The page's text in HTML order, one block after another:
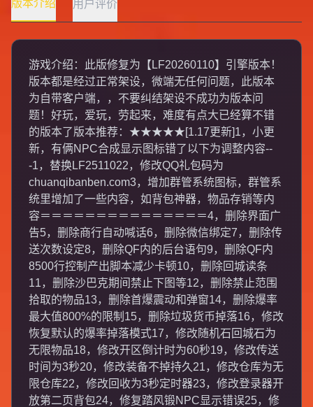
版本介绍 用户评价
游戏介绍：此版修复为【LF20260110】引擎版本！
版本都是经过正常架设，微端无任何问题，此版本
为自带客户端，，不要纠结架设不成功为版本问
题！好玩，爱玩，劳起来，难度有点大已经算不错
的版本了版本推荐：★★★★★[1.17更新]1，小更
新，有俩NPC合成显示图标错了以下为调整内容--
-1，替换LF2511022，修改QQ礼包码为
chuanqibanben.com3，增加群管系统图标，群管系
统里增加了一些内容，如背包神器，物品存销等内
容＝＝＝＝＝＝＝＝＝＝＝＝＝＝＝4，删除界面广
告5，删除商行自动喊话6，删除微信绑定7，删除传
送次数设定8，删除QF内的后台语句9，删除QF内
8500行控制产出脚本减少卡顿10，删除回城读条
11，删除沙巴克期间禁止下图等12，删除禁止范围
拾取的物品13，删除首爆震动和弹窗14，删除爆率
最大值800%的限制15，删除垃圾货币掉落16，修改
恢复默认的爆率掉落模式17，修改随机石回城石为
无限物品18，修改开区倒计时为60秒19，修改传送
时间为3秒20，修改装备不掉持久21，修改仓库为无
限仓库22，修改回收为3秒定时器23，修改登录器开
放第二页背包24，修复踏风锻NPC显示错误25，修